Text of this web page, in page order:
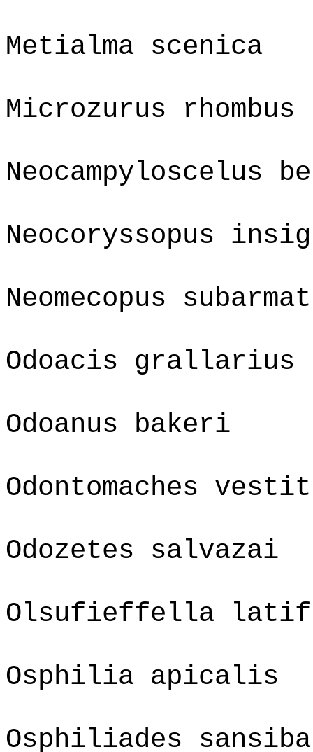
Metialma scenica
Microzurus rhombus
Neocampyloscelus
Neocoryssopus
Neomecopus
Odoacis grallarius
Odoanus bakeri
Odontomaches
Odozetes salvazai
Olsufieffella
Osphilia apicalis
Osphiliades